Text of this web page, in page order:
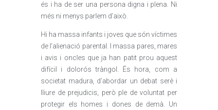
és i ha de ser una persona digna i plena. Ni
més ni menys parlem d’això.
Hi ha massa infants i joves que són víctimes
de l’alienació parental. I massa pares, mares
i avis i oncles que ja han patit prou aquest
difícil i dolorós tràngol. És hora, com a
societat madura, d’abordar un debat serè i
lliure de prejudicis, però ple de voluntat per
protegir els homes i dones de demà. Un